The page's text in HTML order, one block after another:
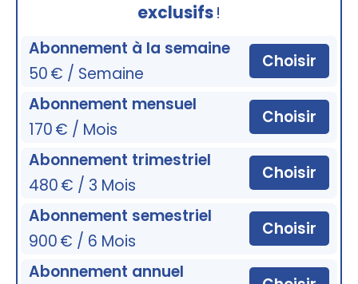
exclusifs!
Abonnement à la semaine
50 € / Semaine
Choisir
Abonnement mensuel
170 € / Mois
Choisir
Abonnement trimestriel
480 € / 3 Mois
Choisir
Abonnement semestriel
900 € / 6 Mois
Choisir
Abonnement annuel